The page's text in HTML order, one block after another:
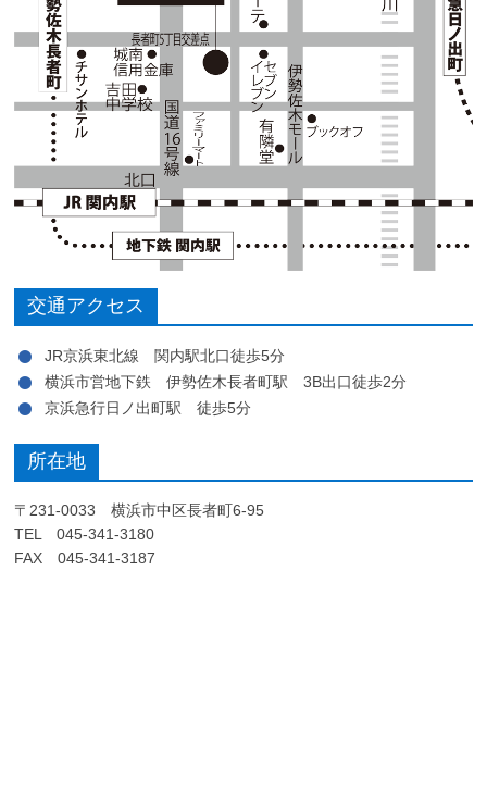
交通アクセス
JR京浜東北線 関内駅北口徒歩5分
横浜市営地下鉄 伊勢佐木長者町駅 3B出口徒歩2分
京浜急行日ノ出町駅 徒歩5分
所在地
〒231-0033 横浜市中区長者町6-95
TEL 045-341-3180
FAX 045-341-3187